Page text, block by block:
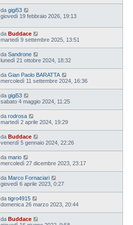
da gigi53
giovedì 19 febbraio 2026, 19:13
da Buddace
martedì 9 settembre 2025, 13:51
da Sandrone
lunedì 21 ottobre 2024, 18:32
da Gian Paolo BARATTA
mercoledì 11 settembre 2024, 16:36
da gigi53
sabato 4 maggio 2024, 11:25
da rodrosa
martedì 2 aprile 2024, 19:29
da Buddace
venerdì 5 gennaio 2024, 22:26
da mario
mercoledì 27 dicembre 2023, 23:17
da Marco Fornaciari
giovedì 6 aprile 2023, 0:27
da tigro4915
domenica 26 marzo 2023, 20:44
da Buddace